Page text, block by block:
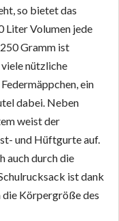
so bietet das
Liter Volumen jede
Gramm ist
nützliche
ein
dabei. Neben
weist der
und Hüftgurte auf.
auch durch die
ist dank
die Körpergröße des